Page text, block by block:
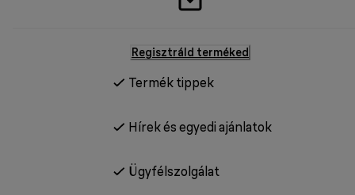
Regisztráld terméked
Termék tippek
Hírek és egyedi ajánlatok
Ügyfélszolgálat